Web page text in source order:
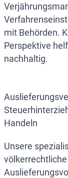
mit Behörden.
Perspektive
nachhaltig.
Handeln
Unsere
völkerrechtliche